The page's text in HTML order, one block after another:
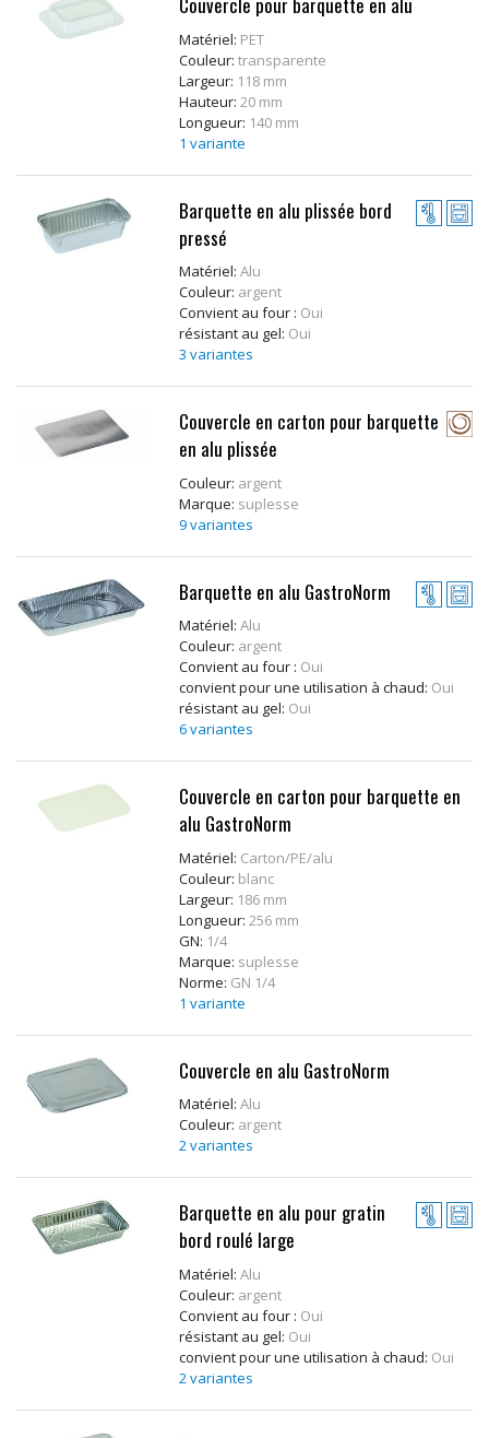
Matériel: PET
Couleur:transparente
Largeur: 118 mm
Hauteur:20 mm
Longueur: 140 mm
1 variante
Barquette en alu plissée bord
pressé
Matériel:Alu
Couleur: argent
Convient au four : Oui
résistant au gel: Oui
3 variantes
Couvercle en carton pour barquette
en alu plissée
Couleur: argent
Marque: suplesse
9 variantes
Barquette en alu GastroNorm
Matériel:Alu
Couleur: argent
Convient au four : Oui
convient pour une utilisation à chaud: Oui
résistant au gel: Oui
6 variantes
Couvercle en carton pour barquette en
alu GastroNorm
Matériel: Carton/PE/alu
Couleur: blanc
Largeur: 186 mm
Longueur:256 mm
GN: 1/4
Marque: suplesse
Norme: GN 1/4
1 variante
Couvercle en alu GastroNorm
Matériel:Alu
Couleur: argent
2 variantes
Barquette en alu pour gratin
bord roulé large
Matériel:Alu
Couleur: argent
Convient au four : Oui
résistant au gel: Oui
convient pour une utilisation à chaud: Oui
2 variantes